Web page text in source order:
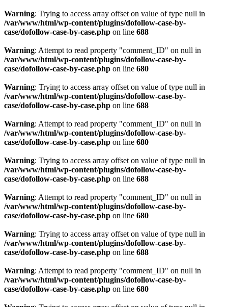
Warning: Trying to access array offset on value of type null in
/var/www/html/wp-content/plugins/dofollow-case-by-
case/dofollow-case-by-case.php on line 688
Warning: Attempt to read property "comment_ID" on null in
/var/www/html/wp-content/plugins/dofollow-case-by-
case/dofollow-case-by-case.php on line 680
Warning: Trying to access array offset on value of type null in
/var/www/html/wp-content/plugins/dofollow-case-by-
case/dofollow-case-by-case.php on line 688
Warning: Attempt to read property "comment_ID" on null in
/var/www/html/wp-content/plugins/dofollow-case-by-
case/dofollow-case-by-case.php on line 680
Warning: Trying to access array offset on value of type null in
/var/www/html/wp-content/plugins/dofollow-case-by-
case/dofollow-case-by-case.php on line 688
Warning: Attempt to read property "comment_ID" on null in
/var/www/html/wp-content/plugins/dofollow-case-by-
case/dofollow-case-by-case.php on line 680
Warning: Trying to access array offset on value of type null in
/var/www/html/wp-content/plugins/dofollow-case-by-
case/dofollow-case-by-case.php on line 688
Warning: Attempt to read property "comment_ID" on null in
/var/www/html/wp-content/plugins/dofollow-case-by-
case/dofollow-case-by-case.php on line 680